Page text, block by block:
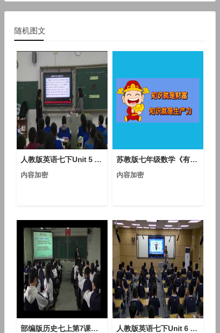
随机图文
人教版英语七下Unit 5 Section B（Reading）教学视频实录（施锦）
内容加密
苏教版七年级数学《有理数与无理数》优质课视频-执教张老师
内容加密
部编版历史七上第7课《战国时期的社会变化》课堂教学视频实录-郑姗姗 人教版英语七下Unit 6 Section A（1a-1c）课堂视频实录（刘招发）